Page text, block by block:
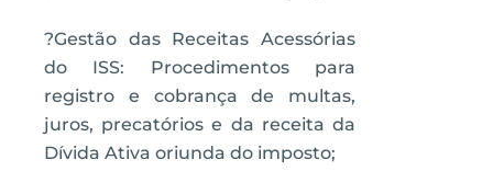
?Gestão das Receitas Acessórias
do ISS: Procedimentos para
registro e cobrança de multas,
juros, precatórios e da receita da
Dívida Ativa oriunda do imposto;